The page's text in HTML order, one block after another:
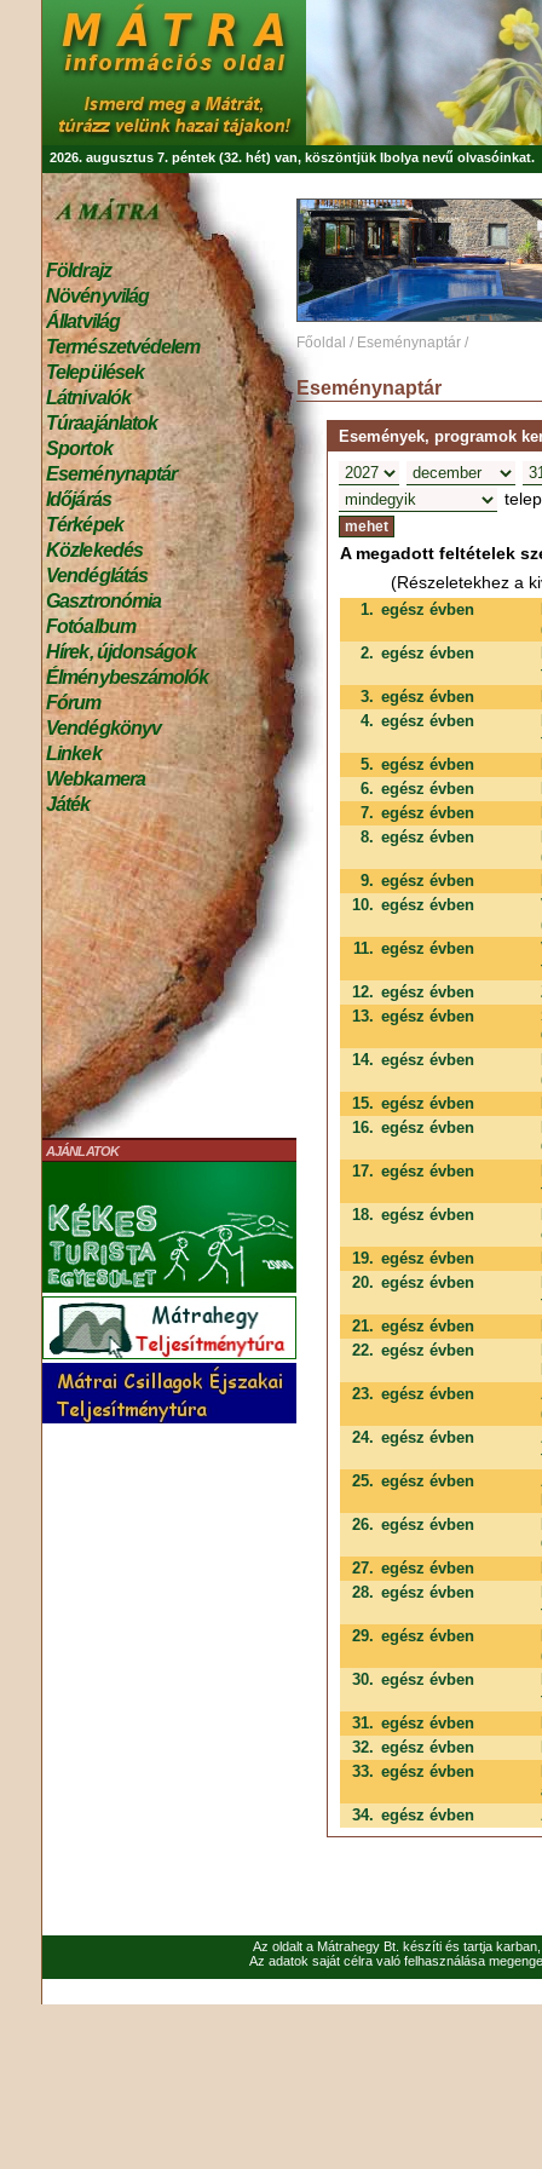
2026. augusztus 7. péntek (32. hét) van, köszöntjük Ibolya nevű olvasóinkat.
Földrajz
Növényvilág
Állatvilág
Természetvédelem
Települések
Látnivalók
Túraajánlatok
Sportok
Eseménynaptár
Időjárás
Térképek
Közlekedés
Vendéglátás
Gasztronómia
Fotóalbum
Hírek, újdonságok
Élménybeszámolók
Fórum
Vendégkönyv
Linkek
Webkamera
Játék
AJÁNLATOK
Főoldal / Eseménynaptár /
Eseménynaptár
Események, programok
A megadott feltételek
(Részeletekhez a
1. egész évben
2. egész évben
3. egész évben
4. egész évben
5. egész évben
6. egész évben
7. egész évben
8. egész évben
9. egész évben
10. egész évben
11. egész évben
12. egész évben
13. egész évben
14. egész évben
15. egész évben
16. egész évben
17. egész évben
18. egész évben
19. egész évben
20. egész évben
21. egész évben
22. egész évben
23. egész évben
24. egész évben
25. egész évben
26. egész évben
27. egész évben
28. egész évben
29. egész évben
30. egész évben
31. egész évben
32. egész évben
33. egész évben
34. egész évben
Az oldalt a Mátrahegy Bt. készíti és tartja
Az adatok saját célra való felhasználása